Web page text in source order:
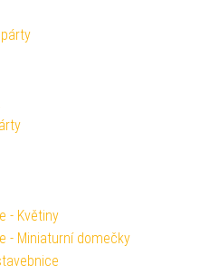
- Květiny
- Miniaturní domečky